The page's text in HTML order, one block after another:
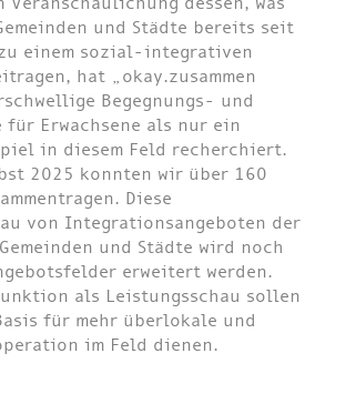
und Städte bereits seit
einem sozial-integrativen
hat „okay.zusammen
Begegnungs- und
für Erwachsene als nur ein
in diesem Feld recherchiert.
2025 konnten wir über 160
Diese
von Integrationsangeboten der
und Städte wird noch
erweitert werden.
als Leistungsschau sollen
für mehr überlokale und
im Feld dienen.